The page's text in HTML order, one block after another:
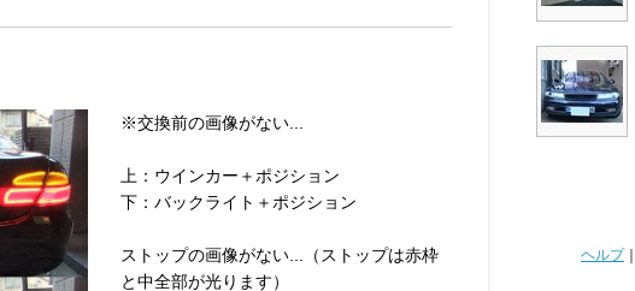
※交換前の画像がない...
上：ウインカー＋ポジション
下：バックライト＋ポジション
ストップの画像がない...（ストップは赤枠
と中全部が光ります）
ヘルプ｜